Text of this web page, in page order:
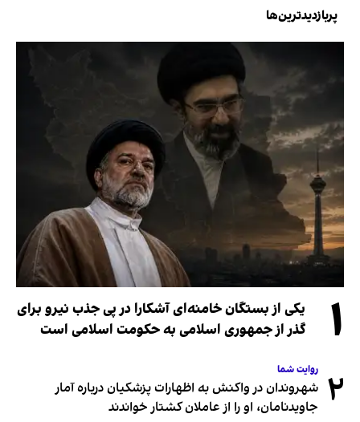
پربازدیدترین‌ها
۱
یکی از بستگان خامنه‌ای آشکارا در پی جذب نیرو برای
گذر از جمهوری اسلامی به حکومت اسلامی است
۲ روایت شما
شهروندان در واکنش به اظهارات پزشکیان درباره آمار
جاویدنامان، او را از عاملان کشتار خواندند